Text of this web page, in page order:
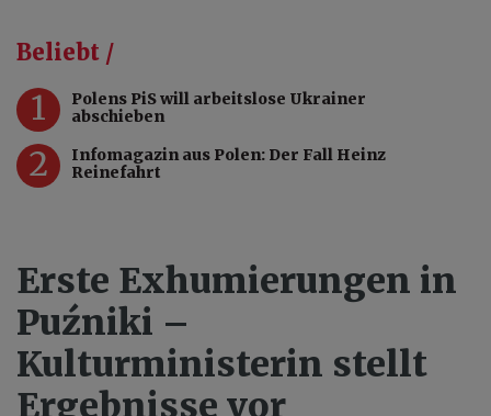
Beliebt /
1
Polens PiS will arbeitslose Ukrainer
abschieben
2
Infomagazin aus Polen: Der Fall Heinz
Reinefahrt
Erste Exhumierungen in
Puźniki –
Kulturministerin stellt
Ergebnisse vor